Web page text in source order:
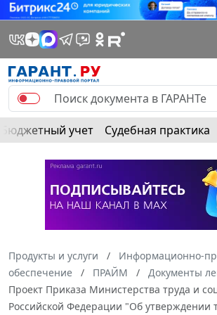
Бюджетный учет Судебная практика
Продукты и услуги
Информационно-
обеспечение
ПРАЙМ
Документы
Проект Приказа Министерства труда и
Российской Федерации "Об утверждении